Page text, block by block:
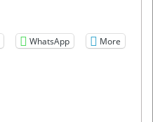
WhatsApp More